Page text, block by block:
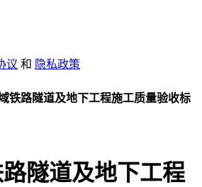
议 和 隐私政策
域铁路隧道及地下工程施工质量验收标
隧道及地下工程